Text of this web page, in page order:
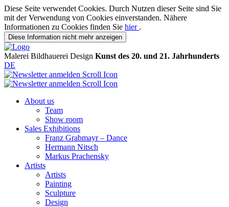
Diese Seite verwendet Cookies. Durch Nutzen dieser Seite sind Sie
mit der Verwendung von Cookies einverstanden. Nähere
Informationen zu Cookies finden Sie hier .
Diese Information nicht mehr anzeigen
Malerei Bildhauerei Design Kunst des 20. und 21. Jahrhunderts
DE
About us
Team
Show room
Sales Exhibitions
Franz Grabmayr – Dance
Hermann Nitsch
Markus Prachensky
Artists
Artists
Painting
Sculpture
Design